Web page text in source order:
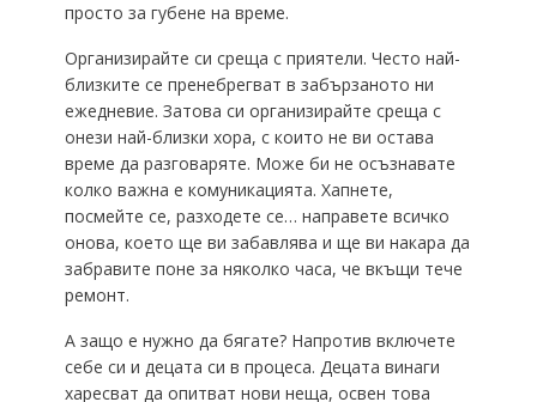
просто за губене на време.
Организирайте си среща с приятели. Често най-
близките се пренебрегват в забързаното ни
ежедневие. Затова си организирайте среща с
онези най-близки хора, с които не ви остава
време да разговаряте. Може би не осъзнавате
колко важна е комуникацията. Хапнете,
посмейте се, разходете се… направете всичко
онова, което ще ви забавлява и ще ви накара да
забравите поне за няколко часа, че вкъщи тече
ремонт.
А защо е нужно да бягате? Напротив включете
себе си и децата си в процеса. Децата винаги
харесват да опитват нови неща, освен това